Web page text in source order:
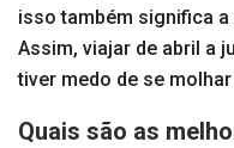
isso também significa
Assim, viajar de abril a
tiver medo de se
Quais são as